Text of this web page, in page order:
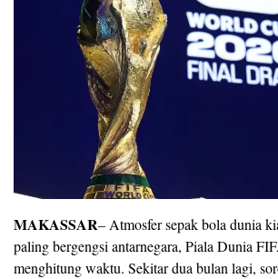
MAKASSAR– Atmosfer sepak bola dunia
paling bergengsi antarnegara, Piala Dunia
menghitung waktu. Sekitar dua bulan lagi,